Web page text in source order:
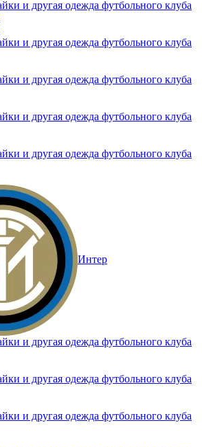
Интер